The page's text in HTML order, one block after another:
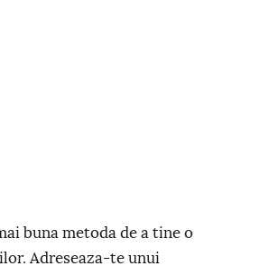
buna metoda de a tine o
Adreseaza-te unui